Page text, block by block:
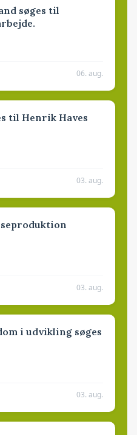
søges til
06. aug.
til Henrik Haves
03. aug.
03. aug.
i udvikling søges
03. aug.